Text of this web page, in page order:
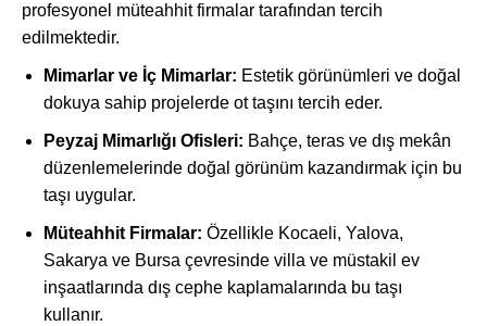
profesyonel müteahhit firmalar tarafından tercih
edilmektedir.
Mimarlar ve İç Mimarlar: Estetik görünümleri ve doğal
dokuya sahip projelerde ot taşını tercih eder.
Peyzaj Mimarlığı Ofisleri: Bahçe, teras ve dış mekân
düzenlemelerinde doğal görünüm kazandırmak için bu
taşı uygular.
Müteahhit Firmalar: Özellikle Kocaeli, Yalova,
Sakarya ve Bursa çevresinde villa ve müstakil ev
inşaatlarında dış cephe kaplamalarında bu taşı
kullanır.